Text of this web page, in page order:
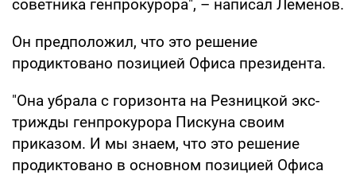
советника генпрокурора", – написал Леменов.
Он предположил, что это решение
продиктовано позицией Офиса президента.
"Она убрала с горизонта на Резницкой экс-
трижды генпрокурора Пискуна своим
приказом. И мы знаем, что это решение
продиктовано в основном позицией Офиса